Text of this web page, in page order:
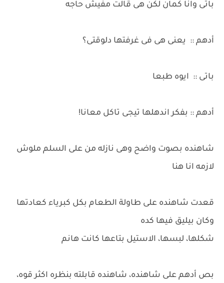
باتى وانا كمان لكن هى قالت مفيش حاجه
أدهم :: يعنى هى فى غرفتها دلوقتى؟
باتى :: ايوه طبعا
أدهم :: بفكر اندهلها تيجى تاكل معانا!
شاهنده بصوت واضح وهى نازله من على السلم ملوش
لازمه انا هنا
قعدت شاهنده على طاولة الطعام بكل كبرياء كعادتها
وكان بيليق فيها كده
شكلها، لبسها، الاستيل بتاعها كانت هانم
بص أدهم على شاهنده، شاهنده قابلته بنظره اكثر قوه،